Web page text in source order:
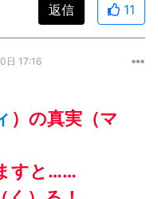
返信 11
日 17:16
）の真実（マ
すと……